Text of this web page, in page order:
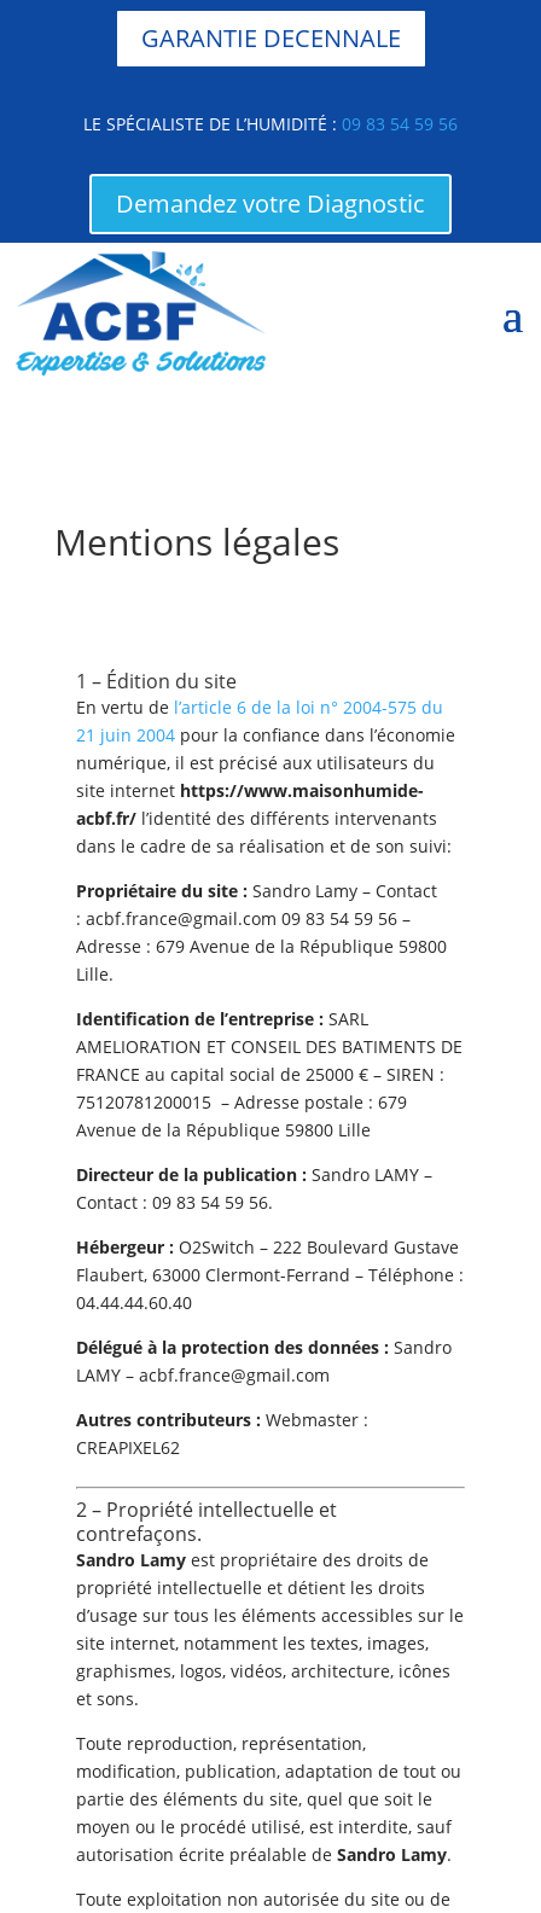
GARANTIE DECENNALE
LE SPÉCIALISTE DE L’HUMIDITÉ : 09 83 54 59 56
Demandez votre Diagnostic
Mentions légales
1 – Édition du site
En vertu de l’article 6 de la loi n° 2004-575 du
21 juin 2004 pour la confiance dans l’économie
numérique, il est précisé aux utilisateurs du
site internet https://www.maisonhumide-
acbf.fr/ l’identité des différents intervenants
dans le cadre de sa réalisation et de son suivi:
Propriétaire du site : Sandro Lamy – Contact
: acbf.france@gmail.com 09 83 54 59 56 –
Adresse : 679 Avenue de la République 59800
Lille.
Identification de l’entreprise : SARL
AMELIORATION ET CONSEIL DES BATIMENTS DE
FRANCE au capital social de 25000 € – SIREN :
75120781200015 – Adresse postale : 679
Avenue de la République 59800 Lille
Directeur de la publication : Sandro LAMY –
Contact : 09 83 54 59 56.
Hébergeur : O2Switch – 222 Boulevard Gustave
Flaubert, 63000 Clermont-Ferrand – Téléphone :
04.44.44.60.40
Délégué à la protection des données : Sandro
LAMY – acbf.france@gmail.com
Autres contributeurs : Webmaster :
CREAPIXEL62
2 – Propriété intellectuelle et
contrefaçons.
Sandro Lamy est propriétaire des droits de
propriété intellectuelle et détient les droits
d’usage sur tous les éléments accessibles sur le
site internet, notamment les textes, images,
graphismes, logos, vidéos, architecture, icônes
et sons.
Toute reproduction, représentation,
modification, publication, adaptation de tout ou
partie des éléments du site, quel que soit le
moyen ou le procédé utilisé, est interdite, sauf
autorisation écrite préalable de Sandro Lamy.
Toute exploitation non autorisée du site ou de